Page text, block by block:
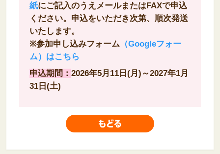
紙にご記入のうえメールまたはFAXで申込
ください。 申込をいただき次第、順次発送
いたします。
※参加申し込みフォーム （Googleフォー
ム）はこちら
申込期間： 2026年5月11日(月)～2027年1月
31日(土)